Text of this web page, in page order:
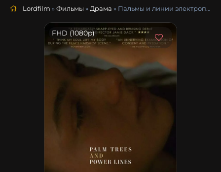
Lordfilm »Фильмы » Драма » Пальмы и линии электропередач
FHD (1080p)